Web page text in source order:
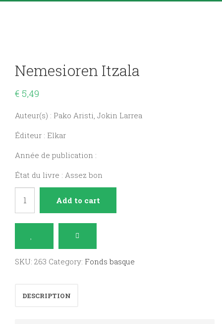
Nemesioren Itzala
€ 5,49
Auteur(s) : Pako Aristi, Jokin Larrea
Éditeur : Elkar
Année de publication :
État du livre : Assez bon
quantity
Add to cart
SKU: 263 Category: Fonds basque
DESCRIPTION